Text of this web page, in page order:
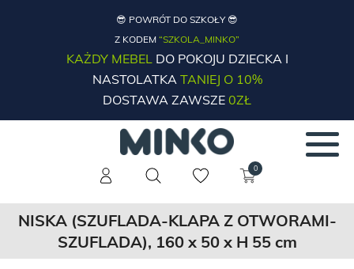
😎 POWRÓT DO SZKOŁY 😎
Z KODEM “SZKOLA_MINKO”
KAŻDY MEBELDO POKOJU DZIECKA I
NASTOLATKATANIEJ O 10%
DOSTAWA ZAWSZE 0ZŁ
0
NISKA (SZUFLADA-KLAPA Z OTWORAMI-
SZUFLADA), 160 x 50 x H 55 cm